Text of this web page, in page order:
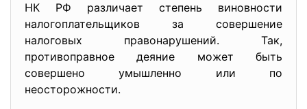
НК РФ различает степень виновности
налогоплательщиков за совершение
налоговых правонарушений. Так,
противоправное деяние может быть
совершено умышленно или по
неосторожности.